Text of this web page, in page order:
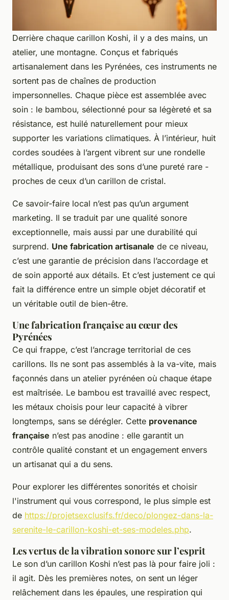
Derrière chaque carillon Koshi, il y a des mains, un
atelier, une montagne. Conçus et fabriqués
artisanalement dans les Pyrénées, ces instruments ne
sortent pas de chaînes de production
impersonnelles. Chaque pièce est assemblée avec
soin : le bambou, sélectionné pour sa légèreté et sa
résistance, est huilé naturellement pour mieux
supporter les variations climatiques. À l’intérieur, huit
cordes soudées à l’argent vibrent sur une rondelle
métallique, produisant des sons d’une pureté rare -
proches de ceux d’un carillon de cristal.
Ce savoir-faire local n’est pas qu’un argument
marketing. Il se traduit par une qualité sonore
exceptionnelle, mais aussi par une durabilité qui
surprend. Une fabrication artisanale de ce niveau,
c’est une garantie de précision dans l’accordage et
de soin apporté aux détails. Et c’est justement ce qui
fait la différence entre un simple objet décoratif et
un véritable outil de bien-être.
Une fabrication française au cœur des
Pyrénées
Ce qui frappe, c’est l’ancrage territorial de ces
carillons. Ils ne sont pas assemblés à la va-vite, mais
façonnés dans un atelier pyrénéen où chaque étape
est maîtrisée. Le bambou est travaillé avec respect,
les métaux choisis pour leur capacité à vibrer
longtemps, sans se dérégler. Cette provenance
française n’est pas anodine : elle garantit un
contrôle qualité constant et un engagement envers
un artisanat qui a du sens.
Pour explorer les différentes sonorités et choisir
l'instrument qui vous correspond, le plus simple est
de https://projetsexclusifs.fr/deco/plongez-dans-la-
serenite-le-carillon-koshi-et-ses-modeles.php.
Les vertus de la vibration sonore sur l’esprit
Le son d’un carillon Koshi n’est pas là pour faire joli :
il agit. Dès les premières notes, on sent un léger
relâchement dans les épaules, une respiration qui